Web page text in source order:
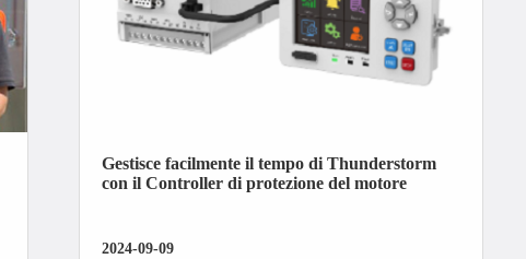
Gestisce facilmente il tempo di Thunderstorm
con il Controller di protezione del motore
2024-09-09